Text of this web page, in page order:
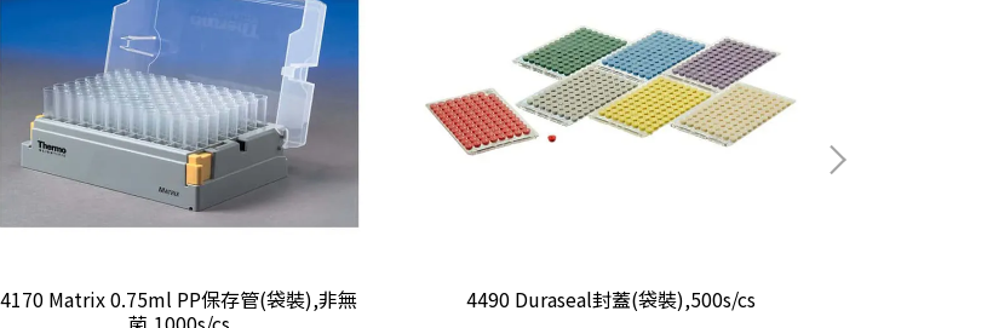
4170 Matrix 0.75ml PP保存管(袋裝),非無
4490 Duraseal封蓋(袋裝),500s/cs